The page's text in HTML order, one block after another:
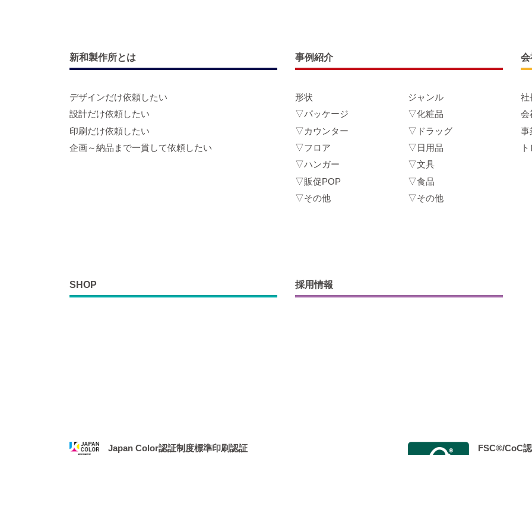
新和製作所とは
デザインだけ依頼したい
設計だけ依頼したい
印刷だけ依頼したい
企画～納品まで一貫して依頼したい
事例紹介
形状
▽パッケージ
▽カウンター
▽フロア
▽ハンガー
▽販促POP
▽その他
ジャンル
▽化粧品
▽ドラッグ
▽日用品
▽文具
▽食品
▽その他
会
社
会
事
SHOP 採用情報
Japan Color認証制度標準印刷認証
FSC®/CoC認